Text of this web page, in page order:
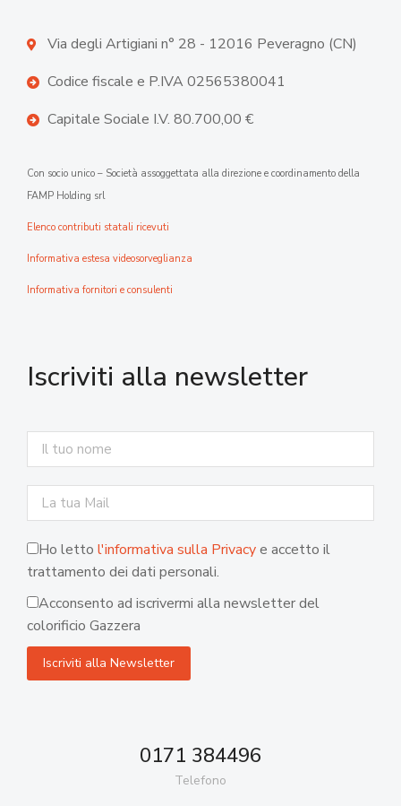
Via degli Artigiani n° 28 - 12016 Peveragno (CN)
Codice fiscale e P.IVA 02565380041
Capitale Sociale I.V. 80.700,00 €
Con socio unico – Società assoggettata alla direzione e coordinamento della
FAMP Holding srl
Elenco contributi statali ricevuti
Informativa estesa videosorveglianza
Informativa fornitori e consulenti
Iscriviti alla newsletter
Ho letto l'informativa sulla Privacye accetto il
trattamento dei dati personali.
Acconsento ad iscrivermi alla newsletter del
colorificio Gazzera
0171 384496
Telefono